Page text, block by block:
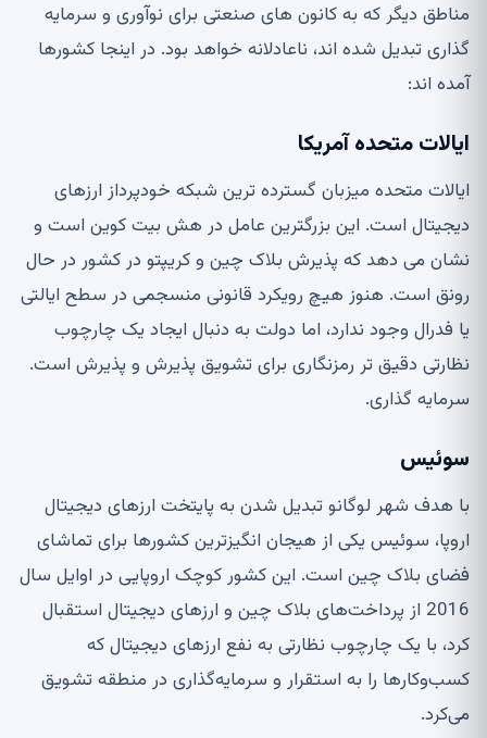
مناطق دیگر که به کانون های صنعتی برای نوآوری و سرمایه
گذاری تبدیل شده اند، ناعادلانه خواهد بود. در اینجا کشورها
آمده اند:
ایالات متحده آمریکا
ایالات متحده میزبان گسترده ترین شبکه خودپرداز ارزهای
دیجیتال است. این بزرگترین عامل در هش بیت کوین است و
نشان می دهد که پذیرش بلاک چین و کریپتو در کشور در حال
رونق است. هنوز هیچ رویکرد قانونی منسجمی در سطح ایالتی
یا فدرال وجود ندارد، اما دولت به دنبال ایجاد یک چارچوب
نظارتی دقیق تر رمزنگاری برای تشویق پذیرش و پذیرش است.
سرمایه گذاری.
سوئیس
با هدف شهر لوگانو تبدیل شدن به پایتخت ارزهای دیجیتال
اروپا، سوئیس یکی از هیجان انگیزترین کشورها برای تماشای
فضای بلاک چین است. این کشور کوچک اروپایی در اوایل سال
2016 از پرداخت‌های بلاک چین و ارزهای دیجیتال استقبال
کرد، با یک چارچوب نظارتی به نفع ارزهای دیجیتال که
کسب‌وکارها را به استقرار و سرمایه‌گذاری در منطقه تشویق
می‌کرد.